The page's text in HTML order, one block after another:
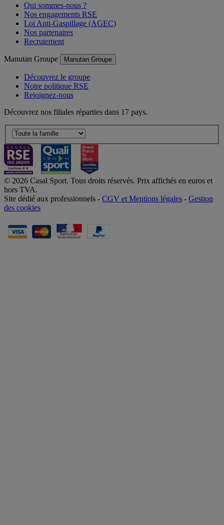
Qui sommes-nous ?
Nos engagements RSE
Loi Anti-Gaspillage (AGEC)
Nos partenaires
Recrutement
Manutan Groupe Manutan Groupe
Découvrez le groupe
Notre politique RSE
Rejoignez-nous
Découvrez nos filiales réparties dans 17 pays.
© 2026 Casal Sport. Tous droits réservés. Prix affichés en euros et
hors TVA.
Site dédié aux professionnels - CGV et Mentions légales - Gestion
des cookies